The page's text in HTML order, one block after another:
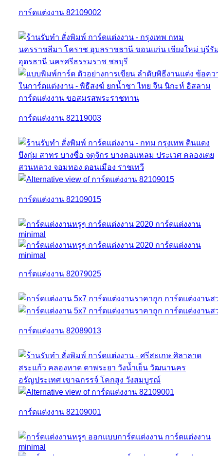
การ์ดแต่งงาน 82109002
การ์ดแต่งงาน 82119003
การ์ดแต่งงาน 82109015
การ์ดแต่งงาน 82079025
การ์ดแต่งงาน 82089013
การ์ดแต่งงาน 82109001